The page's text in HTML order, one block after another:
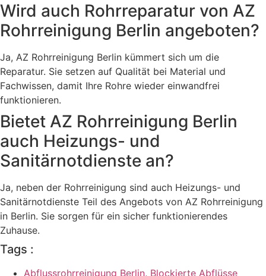
Wird auch Rohrreparatur von AZ
Rohrreinigung Berlin angeboten?
Ja, AZ Rohrreinigung Berlin kümmert sich um die
Reparatur. Sie setzen auf Qualität bei Material und
Fachwissen, damit Ihre Rohre wieder einwandfrei
funktionieren.
Bietet AZ Rohrreinigung Berlin
auch Heizungs- und
Sanitärnotdienste an?
Ja, neben der Rohrreinigung sind auch Heizungs- und
Sanitärnotdienste Teil des Angebots von AZ Rohrreinigung
in Berlin. Sie sorgen für ein sicher funktionierendes
Zuhause.
Tags :
Abflussrohrreinigung Berlin, Blockierte Abflüsse